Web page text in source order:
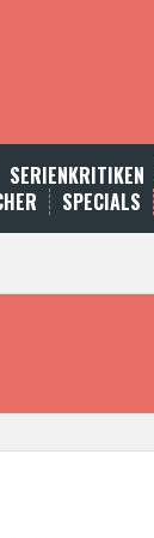
SERIENKRITIKEN
SPECIALS